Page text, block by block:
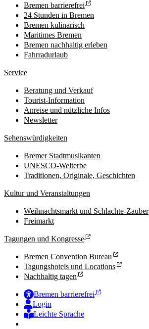
Bremen barrierefrei
24 Stunden in Bremen
Bremen kulinarisch
Maritimes Bremen
Bremen nachhaltig erleben
Fahrradurlaub
Service
Beratung und Verkauf
Tourist-Information
Anreise und nützliche Infos
Newsletter
Sehenswürdigkeiten
Bremer Stadtmusikanten
UNESCO-Welterbe
Traditionen, Originale, Geschichten
Kultur und Veranstaltungen
Weihnachtsmarkt und Schlachte-Zauber
Freimarkt
Tagungen und Kongresse
Bremen Convention Bureau
Tagungshotels und Locations
Nachhaltig tagen
Bremen barrierefrei
Login
Leichte Sprache